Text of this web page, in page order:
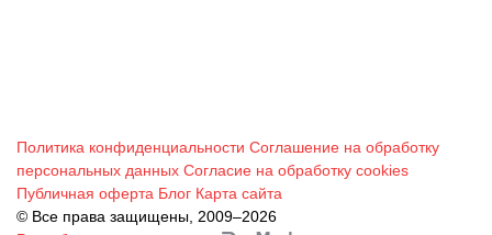
Политика конфиденциальности Соглашение на обработку
персональных данных Согласие на обработку cookies
Публичная оферта Блог Карта сайта
© Все права защищены, 2009–2026